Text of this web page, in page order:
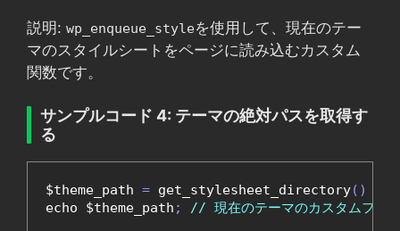
説明: wp_enqueue_styleを使用して、現在のテー
マのスタイルシートをページに読み込むカスタム
関数です。
サンプルコード 4: テーマの絶対パスを取得す
る
$theme_path = get_stylesheet_directory()
echo $theme_path ; // 現在のテーマのカスタムフォ